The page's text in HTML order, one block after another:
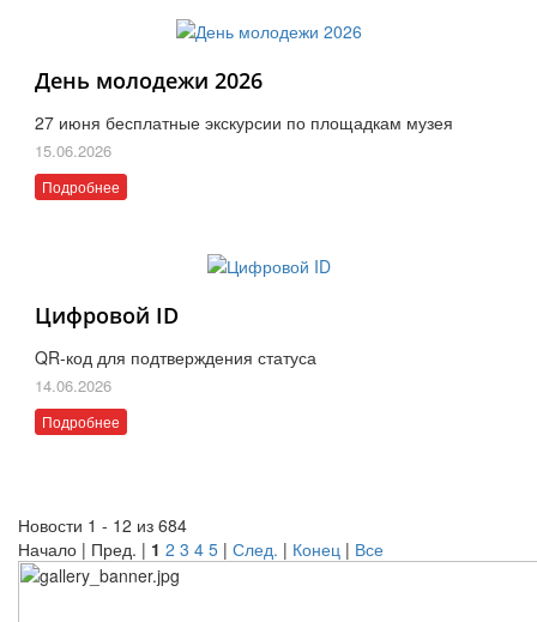
День молодежи 2026
27 июня бесплатные экскурсии по площадкам музея
15.06.2026
Подробнее
Цифровой ID
QR-код для подтверждения статуса
14.06.2026
Подробнее
Новости 1 - 12 из 684
Начало | Пред. | 1 2 3 4 5 | След. | Конец | Все